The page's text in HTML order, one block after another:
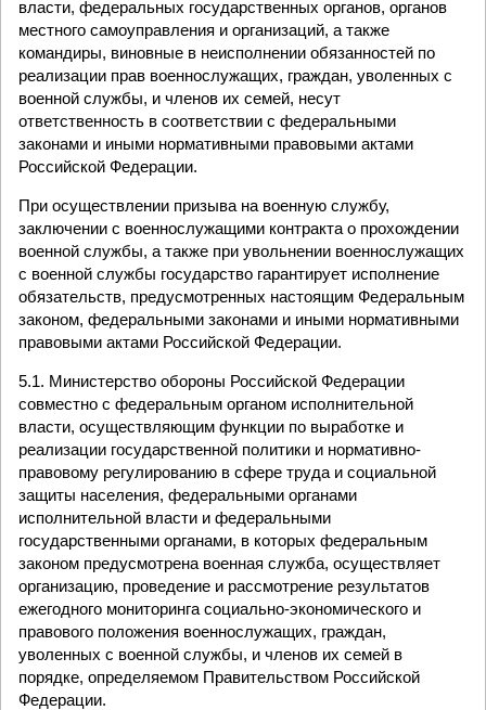
власти, федеральных государственных органов, органов
местного самоуправления и организаций, а также
командиры, виновные в неисполнении обязанностей по
реализации прав военнослужащих, граждан, уволенных с
военной службы, и членов их семей, несут
ответственность в соответствии с федеральными
законами и иными нормативными правовыми актами
Российской Федерации.
При осуществлении призыва на военную службу,
заключении с военнослужащими контракта о прохождении
военной службы, а также при увольнении военнослужащих
с военной службы государство гарантирует исполнение
обязательств, предусмотренных настоящим Федеральным
законом, федеральными законами и иными нормативными
правовыми актами Российской Федерации.
5.1. Министерство обороны Российской Федерации
совместно с федеральным органом исполнительной
власти, осуществляющим функции по выработке и
реализации государственной политики и нормативно-
правовому регулированию в сфере труда и социальной
защиты населения, федеральными органами
исполнительной власти и федеральными
государственными органами, в которых федеральным
законом предусмотрена военная служба, осуществляет
организацию, проведение и рассмотрение результатов
ежегодного мониторинга социально-экономического и
правового положения военнослужащих, граждан,
уволенных с военной службы, и членов их семей в
порядке, определяемом Правительством Российской
Федерации.